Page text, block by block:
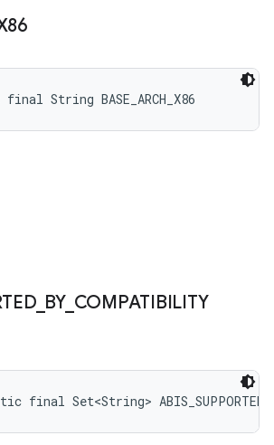
String BASE_ARCH_X86
_ BY_ COMPATIBILITY
final Set<String>